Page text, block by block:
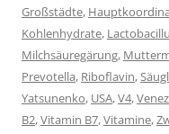
Großstädte,
Kohlenhydrate,
Milchsäuregärung,
Prevotella, Riboflavin,
Yatsunenko, USA,V4,
B2,Vitamin B7,Vitamine,